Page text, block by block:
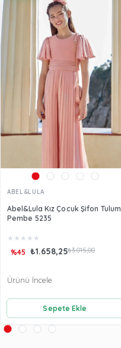
ABEL&LULA
Abel&Lula Kız Çocuk Şifon Tulum
Pembe 5235
★ ★ ★ ★ ★
₺1.658,25₺3.015,00
%45
Sepete Ekle
Ürünü İncele